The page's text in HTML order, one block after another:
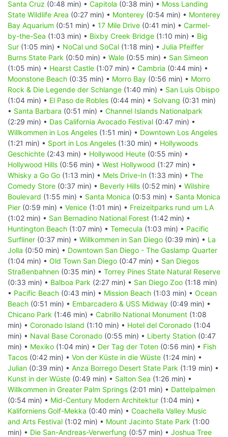
Santa Cruz (0:48 min) • Capitola (0:38 min) • Moss Landing
State Wildlife Area (0:27 min) • Monterey (0:54 min) • Monterey
Bay Aquarium (0:51 min) • 17 Mile Drive (0:41 min) • Carmel-
by-the-Sea (1:03 min) • Bixby Creek Bridge (1:10 min) • Big
Sur (1:05 min) • NoCal und SoCal (1:18 min) • Julia Pfeiffer
Burns State Park (0:50 min) • Wale (0:55 min) • San Simeon
(1:05 min) • Hearst Castle (1:07 min) • Cambria (0:44 min) •
Moonstone Beach (0:35 min) • Morro Bay (0:56 min) • Morro
Rock & Die Legende der Schlange (1:40 min) • San Luis Obispo
(1:04 min) • El Paso de Robles (0:44 min) • Solvang (0:31 min)
• Santa Barbara (0:51 min) • Channel Islands Nationalpark
(2:29 min) • Das California Avocado Festival (0:47 min) •
Willkommen in Los Angeles (1:51 min) • Downtown Los Angeles
(1:21 min) • Sport in Los Angeles (1:30 min) • Hollywoods
Geschichte (2:43 min) • Hollywood Heute (0:55 min) •
Hollywood Hills (0:56 min) • West Hollywood (1:27 min) •
Whisky a Go Go (1:13 min) • Mels Drive-In (1:33 min) • The
Comedy Store (0:37 min) • Beverly Hills (0:52 min) • Wilshire
Boulevard (1:55 min) • Santa Monica (0:53 min) • Santa Monica
Pier (0:59 min) • Venice (1:01 min) • Freizeitparks rund um LA
(1:02 min) • San Bernadino National Forest (1:42 min) •
Huntington Beach (1:07 min) • Temecula (1:03 min) • Pacific
Surfliner (0:37 min) • Willkommen in San Diego (0:39 min) • La
Jolla (0:50 min) • Downtown San Diego - The Gaslamp Quarter
(1:04 min) • Old Town San Diego (0:47 min) • San Diegos
Straßenbahnen (0:35 min) • Torrey Pines State Natural Reserve
(0:33 min) • Balboa Park (2:27 min) • San Diego Zoo (1:18 min)
• Pacific Beach (0:43 min) • Mission Beach (1:03 min) • Ocean
Beach (0:51 min) • Embarcadero & USS Midway (0:49 min) •
Chicano Park (1:46 min) • Cabrillo National Monument (1:08
min) • Coronado Island (1:10 min) • Hotel del Coronado (1:04
min) • Naval Base Coronado (0:55 min) • Liberty Station (0:47
min) • Mexiko (1:04 min) • Der Tag der Toten (0:56 min) • Fish
Tacos (0:42 min) • Von der Küste in die Wüste (1:24 min) •
Julian (0:39 min) • Anza Borrego Desert State Park (1:19 min) •
Kunst in der Wüste (0:49 min) • Salton Sea (1:26 min) •
Willkommen in Greater Palm Springs (2:01 min) • Dattelpalmen
(0:54 min) • Mid-Century Modern Architektur (1:04 min) •
Kaliforniens Golf-Mekka (0:40 min) • Coachella Valley Music
and Arts Festival (1:02 min) • Mount Jacinto State Park (1:00
min) • Die San-Andreas-Verwerfung (0:57 min) • Joshua Tree